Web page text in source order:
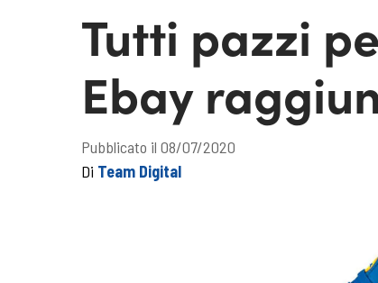
Tutti pazzi
Ebay
Pubblicato il 08/07/2020
Di Team Digital